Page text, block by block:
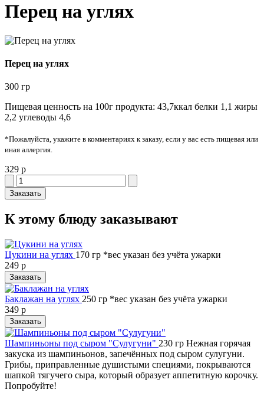
Перец на углях
Перец на углях
300 гр
Пищевая ценность на 100г продукта: 43,7ккал белки 1,1 жиры
2,2 углеводы 4,6
*Пожалуйста, укажите в комментариях к заказу, если у вас есть пищевая или
иная аллергия.
329 р
Заказать
К этому блюду заказывают
Цукини на углях 170 гр *вес указан без учёта ужарки
249 р
Заказать
Баклажан на углях 250 гр *вес указан без учёта ужарки
349 р
Заказать
Шампиньоны под сыром "Сулугуни" 230 гр Нежная горячая
закуска из шампиньонов, запечённых под сыром сулугуни.
Грибы, приправленные душистыми специями, покрываются
шапкой тягучего сыра, который образует аппетитную корочку.
Попробуйте!